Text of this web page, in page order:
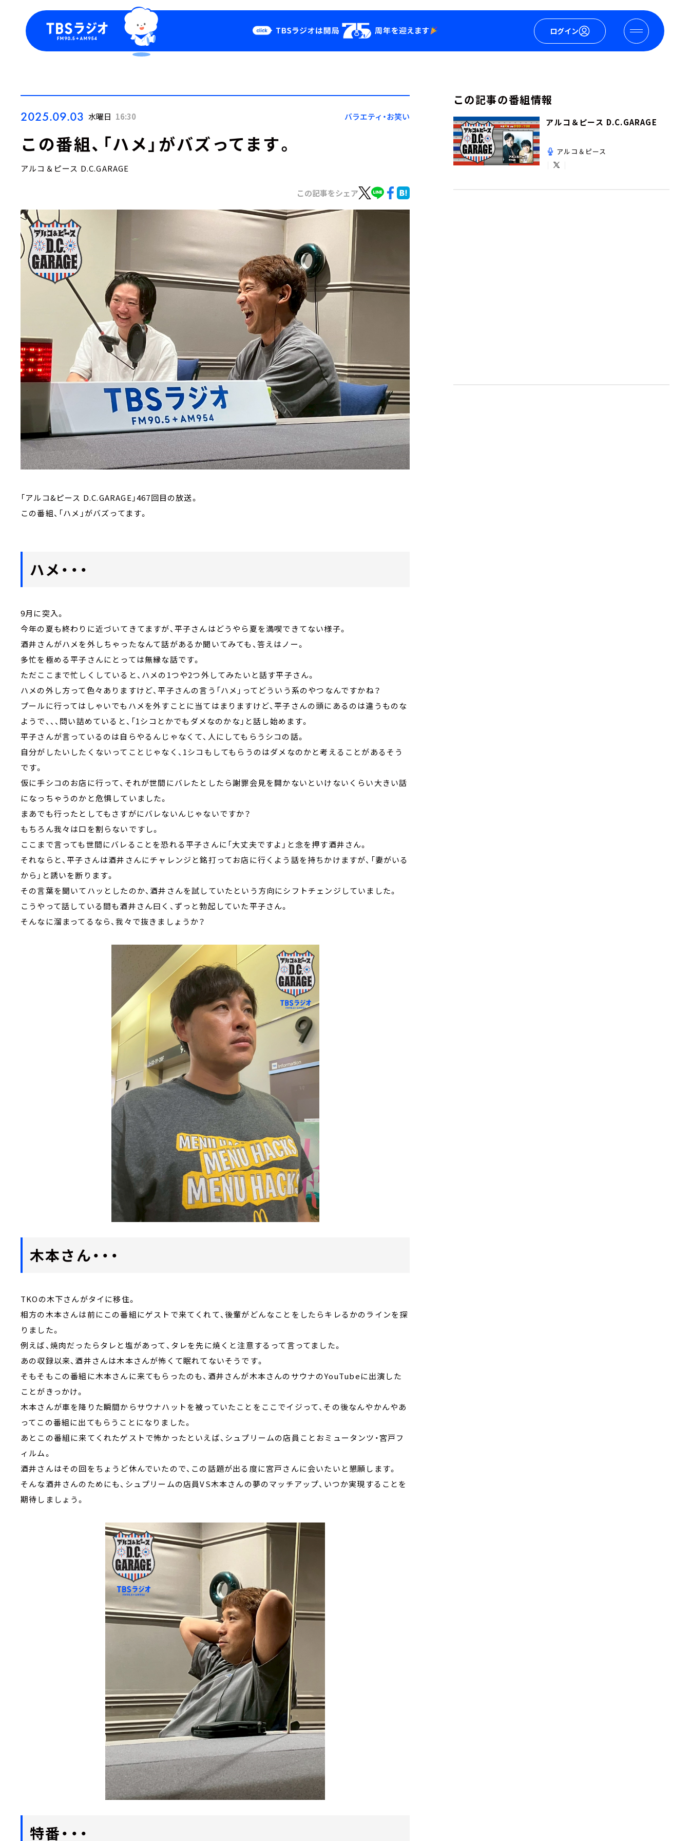
ログイン
Podcast
YouTube
会社情報
2025.09.03 水曜日 16:30 バラエティ・お笑い
この番組、「ハメ」がバズってます。
アルコ＆ピース D.C.GARAGE
この記事をシェア
「アルコ&ピース D.C.GARAGE」467回目の放送。
この番組、「ハメ」がバズってます。
ハメ・・・
9月に突入。
今年の夏も終わりに近づいてきてますが、平子さんはどうやら夏を満喫できてない様子。
酒井さんがハメを外しちゃったなんて話があるか聞いてみても、答えはノー。
多忙を極める平子さんにとっては無縁な話です。
ただここまで忙しくしていると、ハメの1つや2つ外してみたいと話す平子さん。
ハメの外し方って色々ありますけど、平子さんの言う「ハメ」ってどういう系のやつなんですかね？
プールに行ってはしゃいでもハメを外すことに当てはまりますけど、平子さんの頭にあるのは違うものな
ようで、、、問い詰めていると、「1シコとかでもダメなのかな」と話し始めます。
平子さんが言っているのは自らやるんじゃなくて、人にしてもらうシコの話。
自分がしたいしたくないってことじゃなく、1シコもしてもらうのはダメなのかと考えることがあるそう
です。
仮に手シコのお店に行って、それが世間にバレたとしたら謝罪会見を開かないといけないくらい大きい話
になっちゃうのかと危惧していました。
まあでも行ったとしてもさすがにバレないんじゃないですか？
もちろん我々は口を割らないですし。
ここまで言っても世間にバレることを恐れる平子さんに「大丈夫ですよ」と念を押す酒井さん。
それならと、平子さんは酒井さんにチャレンジと銘打ってお店に行くよう話を持ちかけますが、「妻がいる
から」と誘いを断ります。
その言葉を聞いてハッとしたのか、酒井さんを試していたという方向にシフトチェンジしていました。
こうやって話している間も酒井さん曰く、ずっと勃起していた平子さん。
そんなに溜まってるなら、我々で抜きましょうか？
木本さん・・・
TKOの木下さんがタイに移住。
相方の木本さんは前にこの番組にゲストで来てくれて、後輩がどんなことをしたらキレるかのラインを探
りました。
例えば、焼肉だったらタレと塩があって、タレを先に焼くと注意するって言ってました。
あの収録以来、酒井さんは木本さんが怖くて眠れてないそうです。
そもそもこの番組に木本さんに来てもらったのも、酒井さんが木本さんのサウナのYouTubeに出演した
ことがきっかけ。
木本さんが車を降りた瞬間からサウナハットを被っていたことをここでイジって、その後なんやかんやあ
ってこの番組に出てもらうことになりました。
あとこの番組に来てくれたゲストで怖かったといえば、シュプリームの店員ことおミュータンツ・宮戸フ
ィルム。
酒井さんはその回をちょうど休んでいたので、この話題が出る度に宮戸さんに会いたいと懇願します。
そんな酒井さんのためにも、シュプリームの店員VS木本さんの夢のマッチアップ、いつか実現することを
期待しましょう。
特番・・・
この記事の番組情報
アルコ＆ピース D.C.GARAGE
アルコ＆ピース